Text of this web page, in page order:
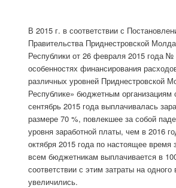
В 2015 г. в соответствии с
Правительства Приднестровской
Республики от 26 февраля 2015 года
особенностях финансирования
различных уровней Приднестровской
Республике» бюджетным организациям
сентябрь 2015 года выплачивалась
размере 70 %, повлекшее за собой
уровня заработной платы, чем в 2016
октября 2015 года по настоящее время
всем бюджетникам выплачивается в
соответствии с этим затраты на одного
увеличились.